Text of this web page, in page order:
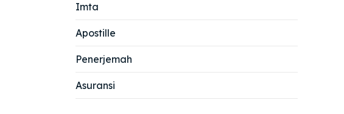
Imta
Apostille
Penerjemah
Asuransi